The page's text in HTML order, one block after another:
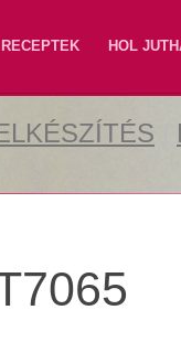
RECEPTEK HOL